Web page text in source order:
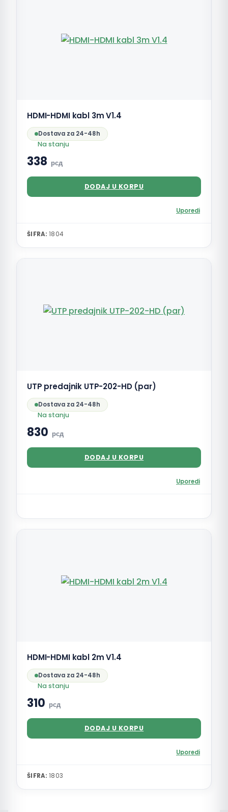
HDMI-HDMI kabl 3m V1.4
Dostava za 24-48h
Na stanju
338 рсд
DODAJ U KORPU
Uporedi
ŠIFRA: 1804
UTP predajnik UTP-202-HD (par)
Dostava za 24-48h
Na stanju
830 рсд
DODAJ U KORPU
Uporedi
HDMI-HDMI kabl 2m V1.4
Dostava za 24-48h
Na stanju
310 рсд
DODAJ U KORPU
Uporedi
ŠIFRA: 1803